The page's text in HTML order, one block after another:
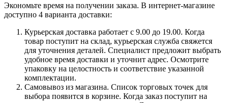
Экономьте время на получении заказа. В интернет-магазине
доступно 4 варианта доставки:
Курьерская доставка работает с 9.00 до 19.00. Когда
товар поступит на склад, курьерская служба свяжется
для уточнения деталей. Специалист предложит выбрать
удобное время доставки и уточнит адрес. Осмотрите
упаковку на целостность и соответствие указанной
комплектации.
Самовывоз из магазина. Список торговых точек для
выбора появится в корзине. Когда заказ поступит на